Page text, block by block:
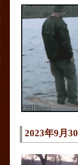
2023年9月